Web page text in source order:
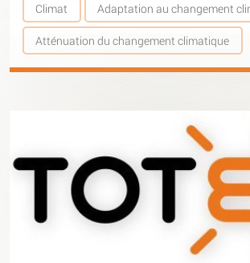
Climat Adaptation au changement
Atténuation du changement climatique